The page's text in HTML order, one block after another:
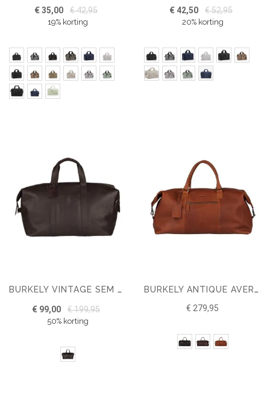
€ 35,00 € 42,95
19% korting
€ 42,50 € 52,95
20% korting
BURKELY VINTAGE SEM WEEKENDTAS
€ 99,00 € 199,95
50% korting
BURKELY ANTIQUE AVERY WEEKENDER
€ 279,95